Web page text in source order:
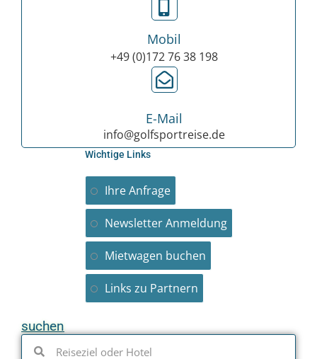
Mobil
+49 (0)172 76 38 198
E-Mail
info@golfsportreise.de
Wichtige Links
Ihre Anfrage
Newsletter Anmeldung
Mietwagen buchen
Links zu Partnern
suchen